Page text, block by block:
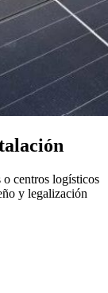
o centros logísticos
y legalización